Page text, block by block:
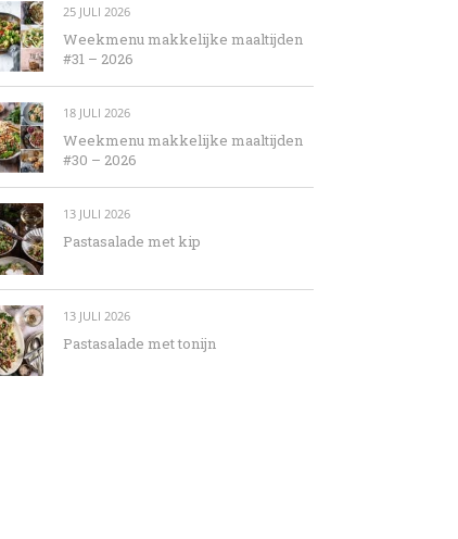
25 JULI 2026
Weekmenu makkelijke maaltijden
#31 – 2026
18 JULI 2026
Weekmenu makkelijke maaltijden
#30 – 2026
13 JULI 2026
Pastasalade met kip
13 JULI 2026
Pastasalade met tonijn